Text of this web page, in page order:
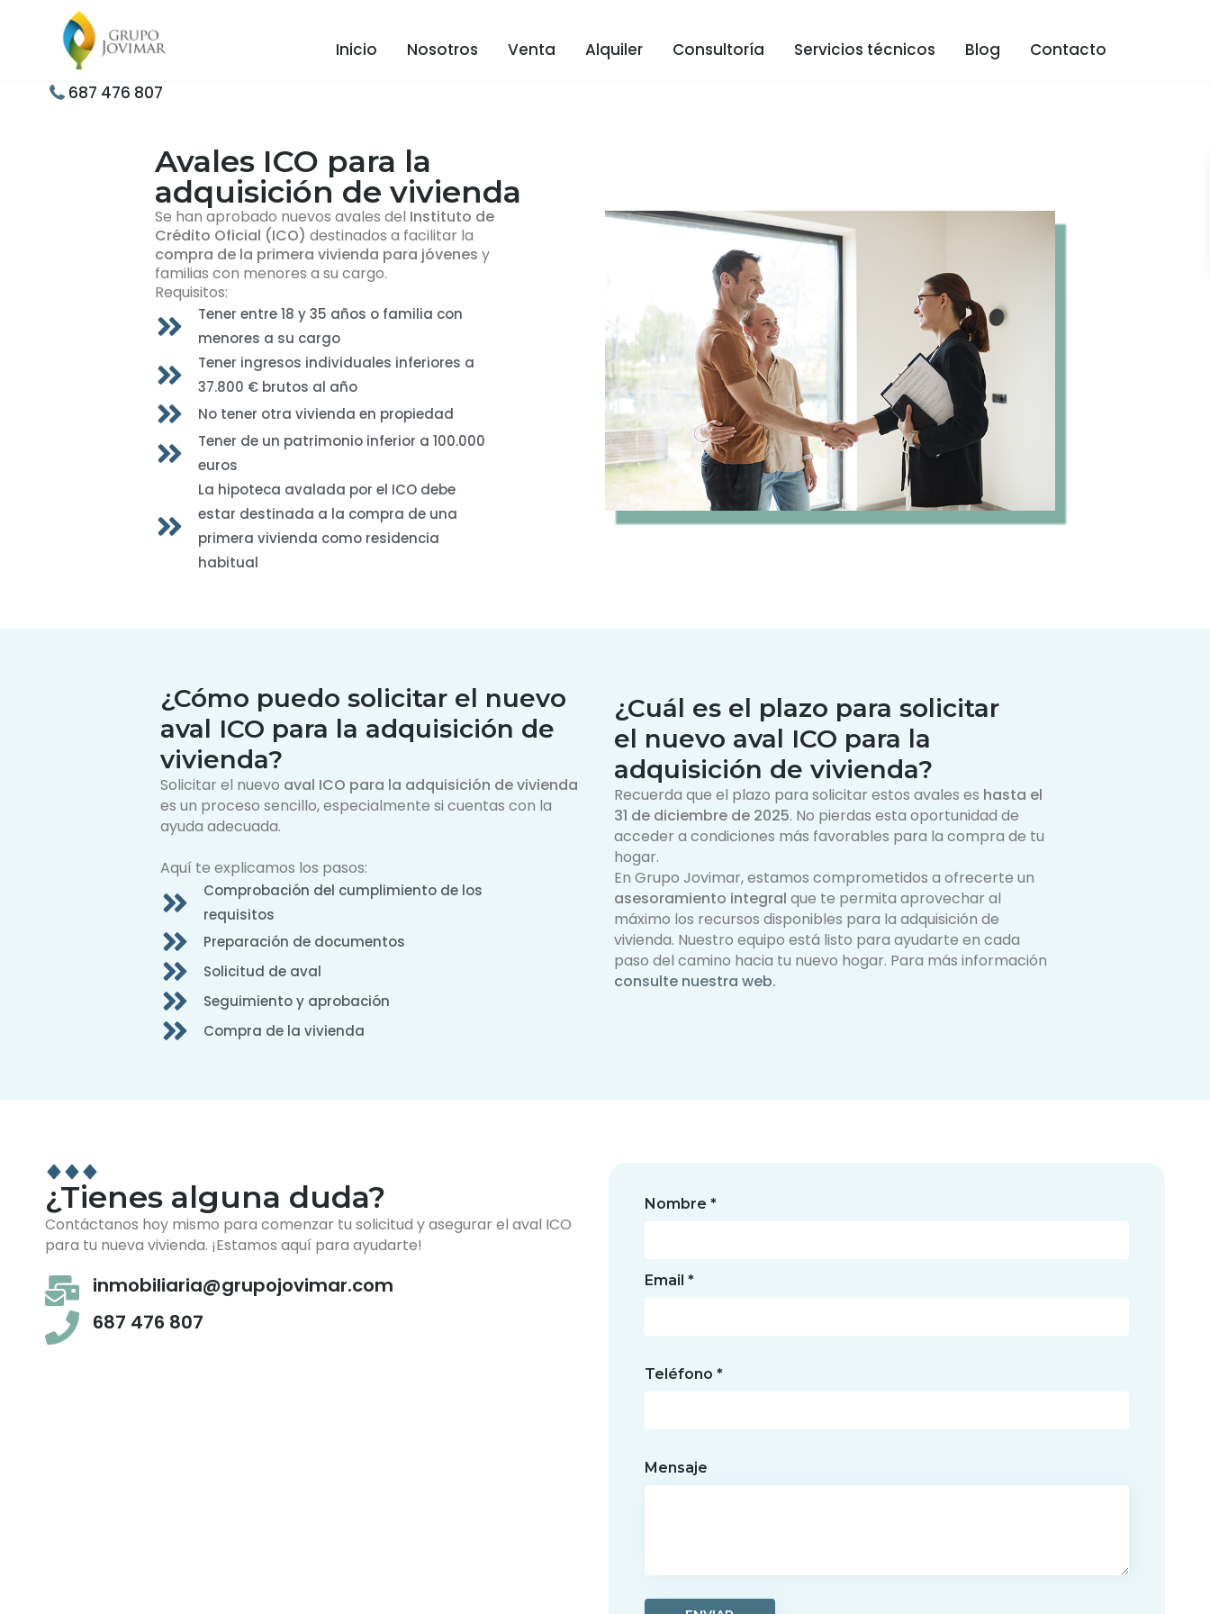
Inicio Nosotros Venta Alquiler Consultoría Servicios técnicos Blog Contacto
687 476 807
Avales ICO para la
adquisición de vivienda
Se han aprobado nuevos avales del Instituto de
Crédito Oficial (ICO) destinados a facilitar la
compra de la primera vivienda para jóvenes y
familias con menores a su cargo.
Requisitos:
Tener entre 18 y 35 años o familia con
menores a su cargo
Tener ingresos individuales inferiores a
37.800 € brutos al año
No tener otra vivienda en propiedad
Tener de un patrimonio inferior a 100.000
euros
La hipoteca avalada por el ICO debe
estar destinada a la compra de una
primera vivienda como residencia
habitual
¿Cómo puedo solicitar el nuevo
aval ICO para la adquisición de
vivienda?
Solicitar el nuevo aval ICO para la adquisición de vivienda
es un proceso sencillo, especialmente si cuentas con la
ayuda adecuada.
Aquí te explicamos los pasos:
Comprobación del cumplimiento de los
requisitos
Preparación de documentos
Solicitud de aval
Seguimiento y aprobación
Compra de la vivienda
¿Cuál es el plazo para solicitar
el nuevo aval ICO para la
adquisición de vivienda?
Recuerda que el plazo para solicitar estos avales es hasta el
31 de diciembre de 2025. No pierdas esta oportunidad de
acceder a condiciones más favorables para la compra de tu
hogar.
En Grupo Jovimar, estamos comprometidos a ofrecerte un
asesoramiento integral que te permita aprovechar al
máximo los recursos disponibles para la adquisición de
vivienda. Nuestro equipo está listo para ayudarte en cada
paso del camino hacia tu nuevo hogar. Para más información
consulte nuestra web.
¿Tienes alguna duda?
Contáctanos hoy mismo para comenzar tu solicitud y asegurar el aval ICO
para tu nueva vivienda. ¡Estamos aquí para ayudarte!
inmobiliaria@grupojovimar.com
687 476 807
Nombre *
Email *
Teléfono *
Mensaje